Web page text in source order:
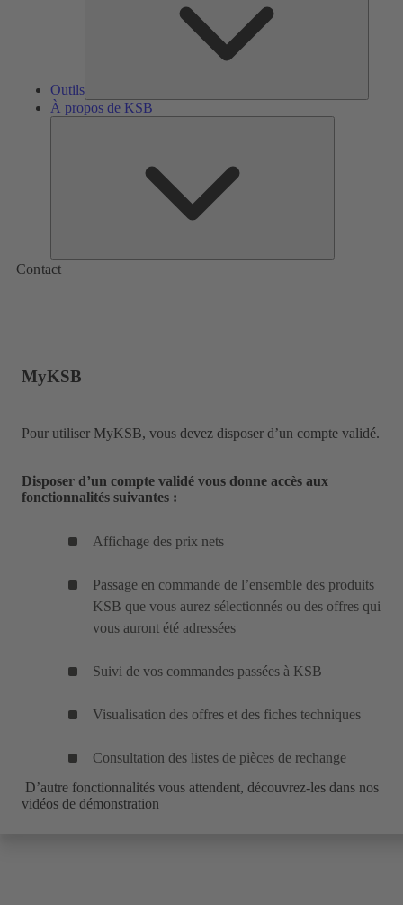
Outils
À propos de KSB
Contact
MyKSB
Pour utiliser MyKSB, vous devez disposer d’un compte validé.
Disposer d’un compte validé vous donne accès aux
fonctionnalités suivantes :
Affichage des prix nets
Passage en commande de l’ensemble des produits
KSB que vous aurez sélectionnés ou des offres qui
vous auront été adressées
Suivi de vos commandes passées à KSB
Visualisation des offres et des fiches techniques
Consultation des listes de pièces de rechange
D’autre fonctionnalités vous attendent, découvrez-les dans nos
vidéos de démonstration